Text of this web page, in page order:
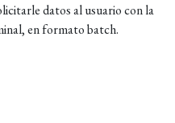
datos al usuario con la
en formato batch.